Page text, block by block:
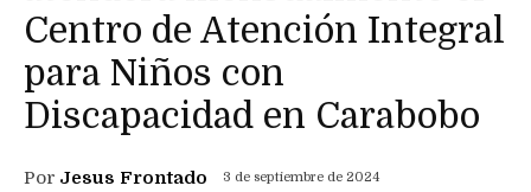
Centro de Atención Integral
para Niños con
Discapacidad en Carabobo
Por Jesus Frontado 3 de septiembre de 2024